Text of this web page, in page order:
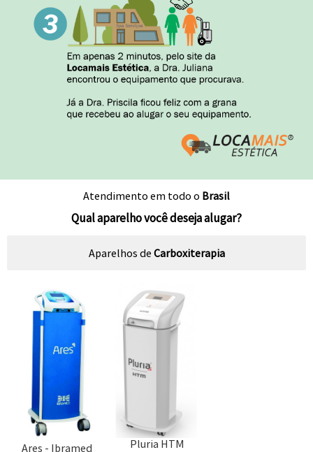
Atendimento em todo o Brasil
Qual aparelho você deseja alugar?
Aparelhos de Carboxiterapia
Ares - Ibramed Pluria HTM